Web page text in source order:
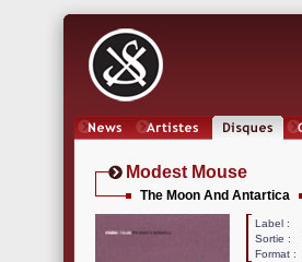
Modest Mouse
The Moon And Antartica
Label :
Sortie :
Format :